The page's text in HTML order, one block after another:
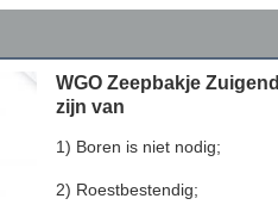
WGO Zeepbakje Zuigend
zijn van
1) Boren is niet nodig;
2) Roestbestendig;